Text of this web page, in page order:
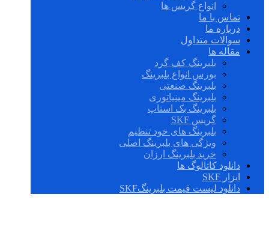
انواع گریس ها
تماس با ما
درباره ما
سوالات متداول
مقاله ها
بلبرینگ کف گرد
بورس انواع بلبرینگ
بلبرینگ صنعتی
بلبرینگ مینیاتوری
بلبرینگ بک استاپ
گریس SKF
بلبرینگ های خود تنظیم
ویژگی های بلبرینگ اصلی
خرید بلبرینگ ارزان
دانلود کاتالوگ ها
ابزار SKF
دانلود لیست قیمت بلبرینگSKF